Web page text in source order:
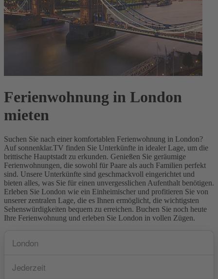
Ferienwohnung in London
mieten
Suchen Sie nach einer komfortablen Ferienwohnung in London?
Auf sonnenklar.TV finden Sie Unterkünfte in idealer Lage, um die
brittische Hauptstadt zu erkunden. Genießen Sie geräumige
Ferienwohnungen, die sowohl für Paare als auch Familien perfekt
sind. Unsere Unterkünfte sind geschmackvoll eingerichtet und
bieten alles, was Sie für einen unvergesslichen Aufenthalt benötigen.
Erleben Sie London wie ein Einheimischer und profitieren Sie von
unserer zentralen Lage, die es Ihnen ermöglicht, die wichtigsten
Sehenswürdigkeiten bequem zu erreichen. Buchen Sie noch heute
Ihre Ferienwohnung und erleben Sie London in vollen Zügen.